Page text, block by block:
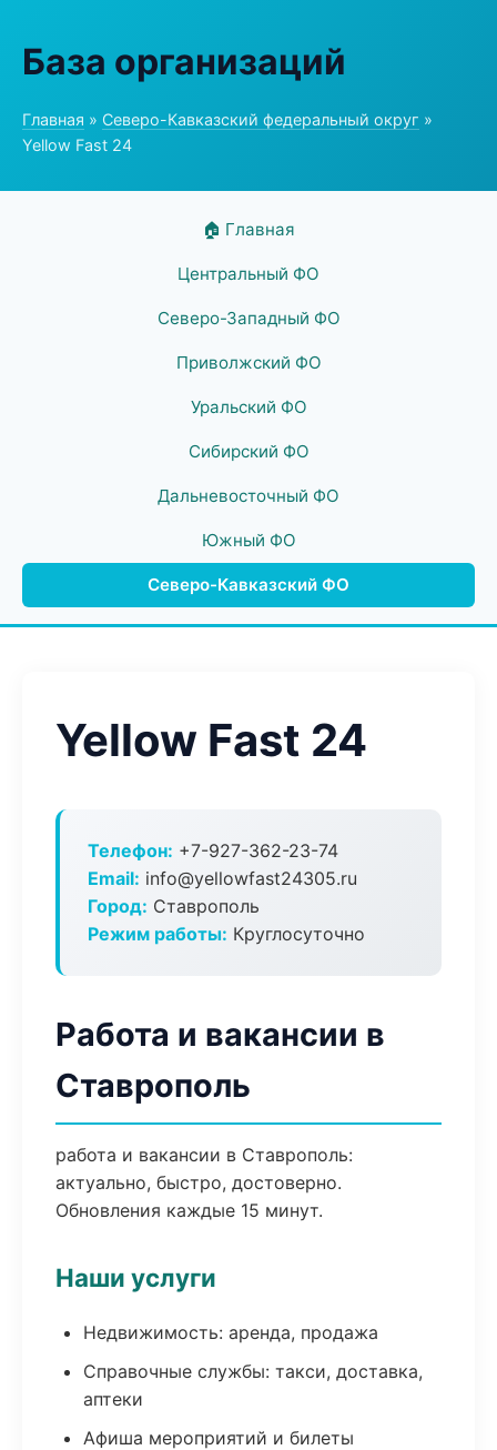
База организаций
Главная » Северо-Кавказский федеральный округ »
Yellow Fast 24
🏠 Главная
Центральный ФО
Северо-Западный ФО
Приволжский ФО
Уральский ФО
Сибирский ФО
Дальневосточный ФО
Южный ФО
Северо-Кавказский ФО
Yellow Fast 24
Телефон: +7-927-362-23-74
Email: info@yellowfast24305.ru
Город: Ставрополь
Режим работы: Круглосуточно
Работа и вакансии в
Ставрополь
работа и вакансии в Ставрополь:
актуально, быстро, достоверно.
Обновления каждые 15 минут.
Наши услуги
Недвижимость: аренда, продажа
Справочные службы: такси, доставка,
аптеки
Афиша мероприятий и билеты